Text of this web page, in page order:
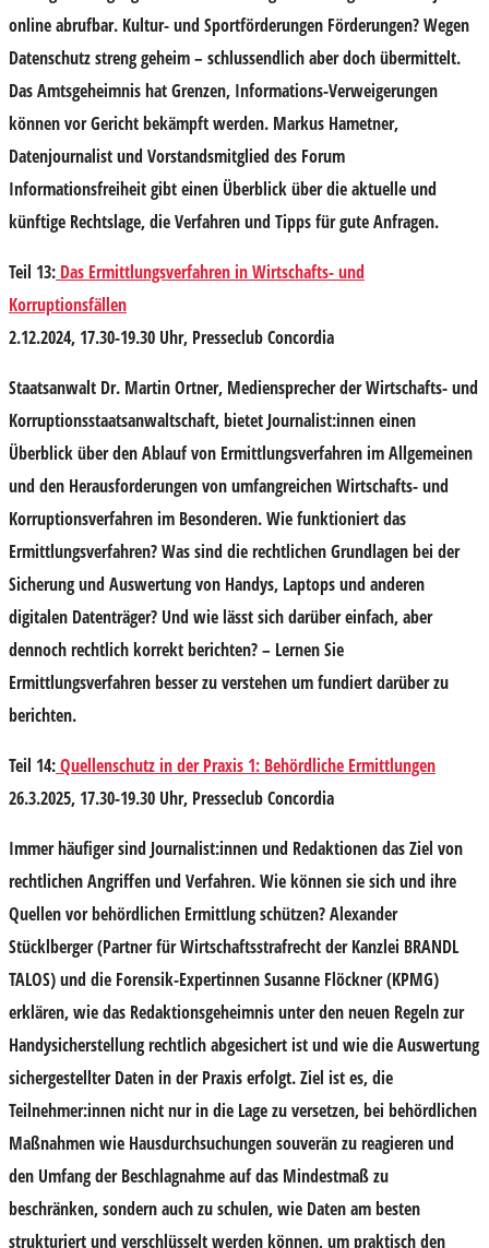
online abrufbar. Kultur- und Sportförderungen Förderungen? Wegen
Datenschutz streng geheim – schlussendlich aber doch übermittelt.
Das Amtsgeheimnis hat Grenzen, Informations-Verweigerungen
können vor Gericht bekämpft werden. Markus Hametner,
Datenjournalist und Vorstandsmitglied des Forum
Informationsfreiheit gibt einen Überblick über die aktuelle und
künftige Rechtslage, die Verfahren und Tipps für gute Anfragen.
Teil 13: Das Ermittlungsverfahren in Wirtschafts- und
Korruptionsfällen
2.12.2024, 17.30-19.30 Uhr, Presseclub Concordia
Staatsanwalt Dr. Martin Ortner, Mediensprecher der Wirtschafts- und
Korruptionsstaatsanwaltschaft, bietet Journalist:innen einen
Überblick über den Ablauf von Ermittlungsverfahren im Allgemeinen
und den Herausforderungen von umfangreichen Wirtschafts- und
Korruptionsverfahren im Besonderen. Wie funktioniert das
Ermittlungsverfahren? Was sind die rechtlichen Grundlagen bei der
Sicherung und Auswertung von Handys, Laptops und anderen
digitalen Datenträger? Und wie lässt sich darüber einfach, aber
dennoch rechtlich korrekt berichten? – Lernen Sie
Ermittlungsverfahren besser zu verstehen um fundiert darüber zu
berichten.
Teil 14:Quellenschutz in der Praxis 1: Behördliche Ermittlungen
26.3.2025, 17.30-19.30 Uhr, Presseclub Concordia
Immer häufiger sind Journalist:innen und Redaktionen das Ziel von
rechtlichen Angriffen und Verfahren. Wie können sie sich und ihre
Quellen vor behördlichen Ermittlung schützen? Alexander
Stücklberger (Partner für Wirtschaftsstrafrecht der Kanzlei BRANDL
TALOS) und die Forensik-Expertinnen Susanne Flöckner (KPMG)
erklären, wie das Redaktionsgeheimnis unter den neuen Regeln zur
Handysicherstellung rechtlich abgesichert ist und wie die Auswertung
sichergestellter Daten in der Praxis erfolgt. Ziel ist es, die
Teilnehmer:innen nicht nur in die Lage zu versetzen, bei behördlichen
Maßnahmen wie Hausdurchsuchungen souverän zu reagieren und
den Umfang der Beschlagnahme auf das Mindestmaß zu
beschränken, sondern auch zu schulen, wie Daten am besten
strukturiert und verschlüsselt werden können, um praktisch den